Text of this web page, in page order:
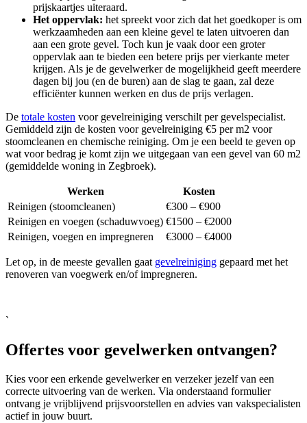
prijskaartjes uiteraard.
Het oppervlak: het spreekt voor zich dat het goedkoper is om
werkzaamheden aan een kleine gevel te laten uitvoeren dan
aan een grote gevel. Toch kun je vaak door een groter
oppervlak aan te bieden een betere prijs per vierkante meter
krijgen. Als je de gevelwerker de mogelijkheid geeft meerdere
dagen bij jou (en de buren) aan de slag te gaan, zal deze
efficiënter kunnen werken en dus de prijs verlagen.
De totale kosten voor gevelreiniging verschilt per gevelspecialist.
Gemiddeld zijn de kosten voor gevelreiniging €5 per m2 voor
stoomcleanen en chemische reiniging. Om je een beeld te geven op
wat voor bedrag je komt zijn we uitgegaan van een gevel van 60 m2
(gemiddelde woning in Zegbroek).
Werken
Kosten
Reinigen (stoomcleanen)
€300 – €900
Reinigen en voegen (schaduwvoeg) €1500 – €2000
Reinigen, voegen en impregneren
€3000 – €4000
Let op, in de meeste gevallen gaat gevelreiniging gepaard met het
renoveren van voegwerk en/of impregneren.
`
Offertes voor gevelwerken ontvangen?
Kies voor een erkende gevelwerker en verzeker jezelf van een
correcte uitvoering van de werken. Via onderstaand formulier
ontvang je vrijblijvend prijsvoorstellen en advies van vakspecialisten
actief in jouw buurt.